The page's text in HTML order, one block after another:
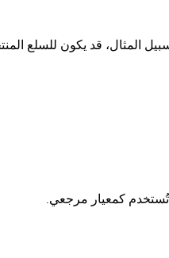
المثال، قد يكون للسلع
كمعيار مرجعي.